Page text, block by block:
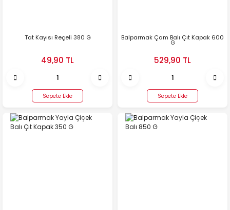
Tat Kayısı Reçeli 380 G
49,90 TL
Sepete Ekle
Balparmak Çam Balı Çıt Kapak 600
G
529,90 TL
Sepete Ekle